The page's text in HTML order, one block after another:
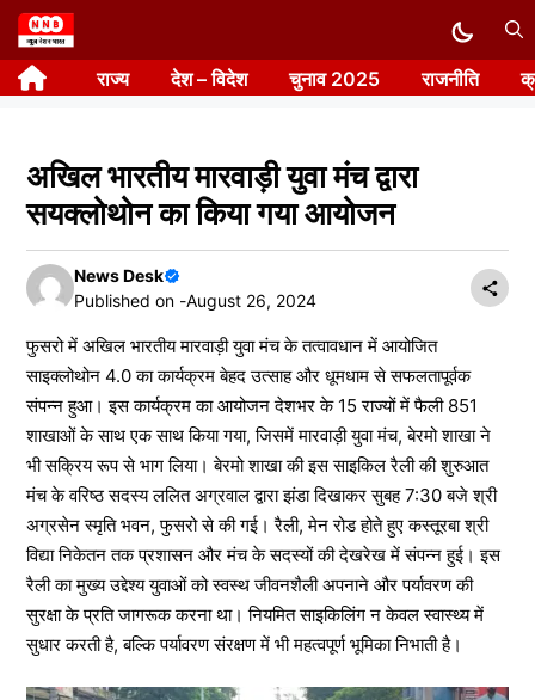
Skip
to
content राज्य देश – विदेश चुनाव 2025 राजनीति
अखिल भारतीय मारवाड़ी युवा मंच द्वारा
सयक्लोथोन का किया गया आयोजन
News Desk
Published on -August 26, 2024
फुसरो में अखिल भारतीय मारवाड़ी युवा मंच के तत्वावधान में आयोजित
साइक्लोथोन 4.0 का कार्यक्रम बेहद उत्साह और धूमधाम से सफलतापूर्वक
संपन्न हुआ। इस कार्यक्रम का आयोजन देशभर के 15 राज्यों में फैली 851
शाखाओं के साथ एक साथ किया गया, जिसमें मारवाड़ी युवा मंच, बेरमो शाखा ने
भी सक्रिय रूप से भाग लिया। बेरमो शाखा की इस साइकिल रैली की शुरुआत
मंच के वरिष्ठ सदस्य ललित अग्रवाल द्वारा झंडा दिखाकर सुबह 7:30 बजे श्री
अग्रसेन स्मृति भवन, फुसरो से की गई। रैली, मेन रोड होते हुए कस्तूरबा श्री
विद्या निकेतन तक प्रशासन और मंच के सदस्यों की देखरेख में संपन्न हुई। इस
रैली का मुख्य उद्देश्य युवाओं को स्वस्थ जीवनशैली अपनाने और पर्यावरण की
सुरक्षा के प्रति जागरूक करना था। नियमित साइकिलिंग न केवल स्वास्थ्य में
सुधार करती है, बल्कि पर्यावरण संरक्षण में भी महत्वपूर्ण भूमिका निभाती है।